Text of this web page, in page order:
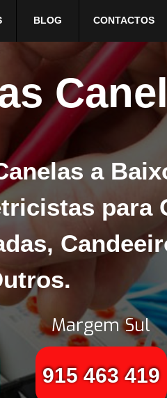
BLOG CONTACTOS
a
para
Margem Sul
915 463 419